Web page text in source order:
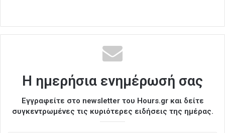
Η ημερήσια ενημέρωσή σας
Εγγραφείτε στο newsletter του Hours.gr και δείτε
συγκεντρωμένες τις κυριότερες ειδήσεις της ημέρας.